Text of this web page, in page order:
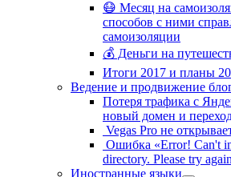
😷 Месяц на
способов с ними
самоизоляции
💰 Деньги на
Итоги 2017 и планы
Ведение и продвижение
Потеря трафика с
новый домен и
Vegas Pro не
Ошибка «Error! Can't
directory. Please try
Иностранные языки